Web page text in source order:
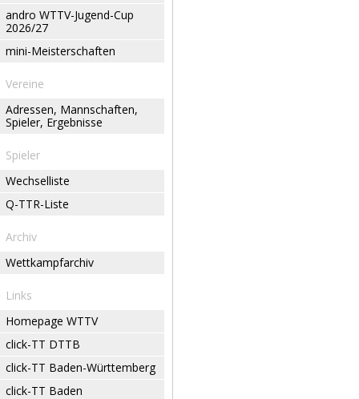
andro WTTV-Jugend-Cup
2026/27
mini-Meisterschaften
Vereine
Adressen, Mannschaften,
Spieler, Ergebnisse
Spieler
Wechselliste
Q-TTR-Liste
Archiv
Wettkampfarchiv
Links
Homepage WTTV
click-TT DTTB
click-TT Baden-Württemberg
click-TT Baden